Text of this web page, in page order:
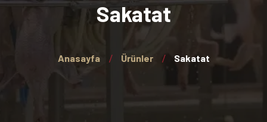
Sakatat
Anasayfa Ürünler Sakatat